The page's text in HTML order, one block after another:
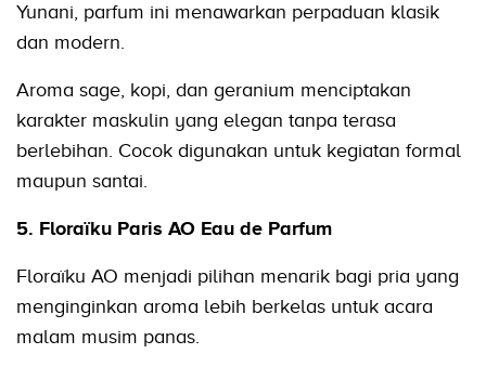
Yunani, parfum ini menawarkan perpaduan klasik
dan modern.
Aroma sage, kopi, dan geranium menciptakan
karakter maskulin yang elegan tanpa terasa
berlebihan. Cocok digunakan untuk kegiatan formal
maupun santai.
5. Floraïku Paris AO Eau de Parfum
Floraïku AO menjadi pilihan menarik bagi pria yang
menginginkan aroma lebih berkelas untuk acara
malam musim panas.